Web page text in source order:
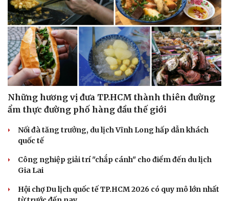
Những hương vị đưa TP.HCM thành thiên đường
ẩm thực đường phố hàng đầu thế giới
Nối đà tăng trưởng, du lịch Vĩnh Long hấp dẫn khách
quốc tế
Công nghiệp giải trí "chắp cánh" cho điểm đến du lịch
Gia Lai
Hội chợ Du lịch quốc tế TP.HCM 2026 có quy mô lớn nhất